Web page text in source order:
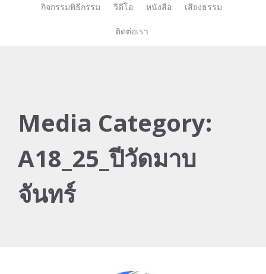
content
กิจกรรมพิธีกรรม วีดีโอ หนังสือ เสียงธรรม
ติดต่อเรา
Media Category:
A18_25_ปีวัดมาบ
จันทร์